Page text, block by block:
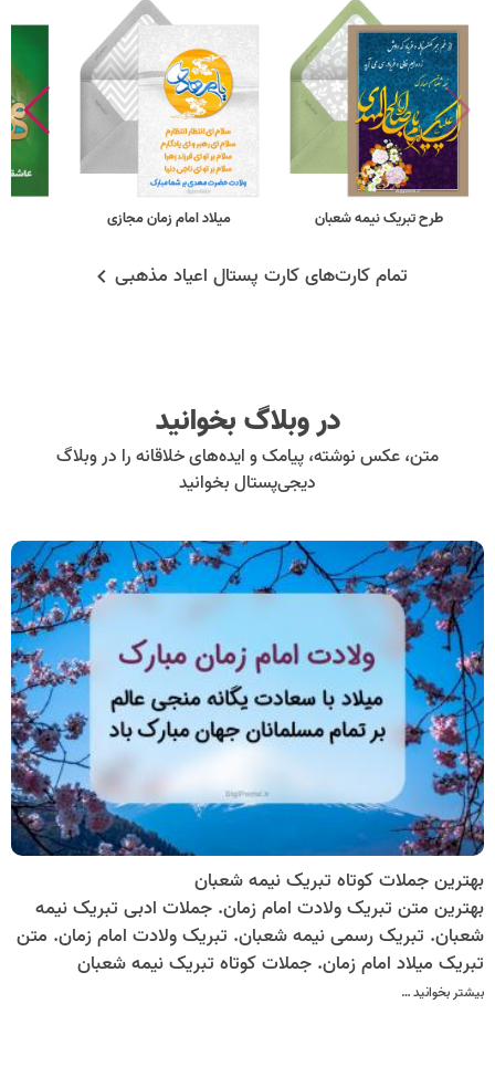
طرح تبریک نیمه شعبان میلاد امام زمان مجازی
تمام کارت‌های کارت پستال اعیاد مذهبی
در وبلاگ بخوانید
متن، عکس نوشته، پیامک و ایده‌های خلاقانه را در وبلاگ
دیجی‌پستال بخوانید
بهترین جملات کوتاه تبریک نیمه شعبان
بهترین متن تبریک ولادت امام زمان. جملات ادبی تبریک نیمه
شعبان. تبریک رسمی نیمه شعبان. تبریک ولادت امام زمان. متن
تبریک میلاد امام زمان. جملات کوتاه تبریک نیمه شعبان
بیشتر بخوانید …